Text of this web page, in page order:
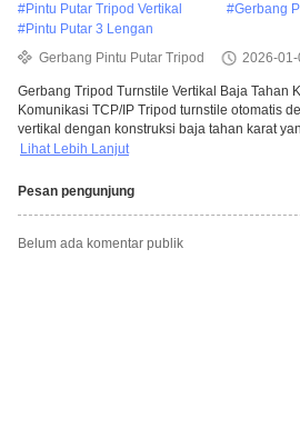
#Pintu Putar Tripod Vertikal #Gerbang
#Pintu Putar 3 Lengan
Gerbang Pintu Putar Tripod
2026-01-
Gerbang Tripod Turnstile Vertikal Baja Tahan
Komunikasi TCP/IP Tripod turnstile otomatis
vertikal dengan konstruksi baja tahan karat
Lihat Lebih Lanjut
Pesan pengunjung
Belum ada komentar publik